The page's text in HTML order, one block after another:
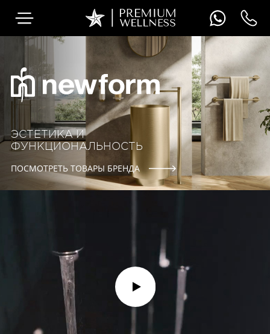
ЭСТЕТИКА И
ФУНКЦИОНАЛЬНОСТЬ
ПОСМОТРЕТЬ ТОВАРЫ БРЕНДА